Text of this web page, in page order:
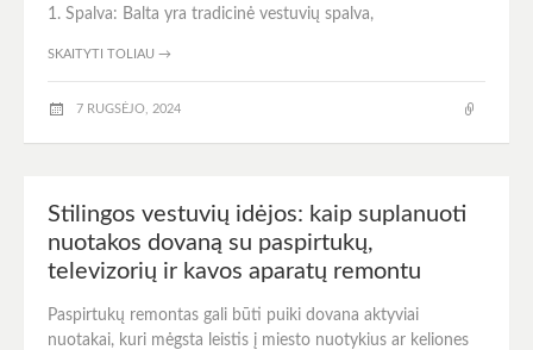
1. Spalva: Balta yra tradicinė vestuvių spalva,
SKAITYTI TOLIAU →
7 RUGSĖJO, 2024
Stilingos vestuvių idėjos: kaip suplanuoti
nuotakos dovaną su paspirtukų,
televizorių ir kavos aparatų remontu
Paspirtukų remontas gali būti puiki dovana aktyviai
nuotakai, kuri mėgsta leistis į miesto nuotykius ar keliones